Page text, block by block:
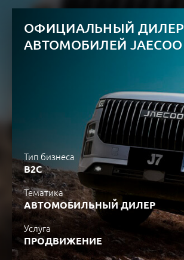
ОФИЦИАЛЬНЫЙ ДИЛЕР
АВТОМОБИЛЕЙ JAECOO
Тип бизнеса
B2C
Тематика
АВТОМОБИЛЬНЫЙ ДИЛЕР
Услуга
ПРОДВИЖЕНИЕ